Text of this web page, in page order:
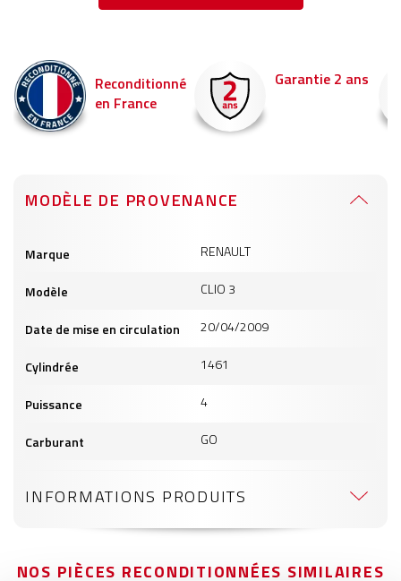
Garantie 2 ans Livraison en 24h
pour être livré demain !
MODÈLE DE PROVENANCE
produits
Marque RENAULT
Modèle CLIO 3
Date de mise en circulation 20/04/2009
Cylindrée 1461
Puissance 4
Carburant GO
INFORMATIONS PRODUITS
NOS PIÈCES RECONDITIONNÉES SIMILAIRES